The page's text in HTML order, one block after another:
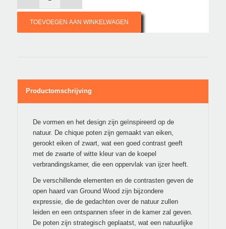
TOEVOEGEN AAN WINKELWAGEN
Productomschrijving
De vormen en het design zijn geïnspireerd op de
natuur. De chique poten zijn gemaakt van eiken,
gerookt eiken of zwart, wat een goed contrast geeft
met de zwarte of witte kleur van de koepel
verbrandingskamer, die een oppervlak van ijzer heeft.
De verschillende elementen en de contrasten geven de
open haard van Ground Wood zijn bijzondere
expressie, die de gedachten over de natuur zullen
leiden en een ontspannen sfeer in de kamer zal geven.
De poten zijn strategisch geplaatst, wat een natuurlijke